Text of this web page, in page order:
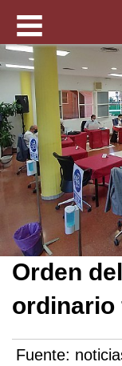
Orden
ordinario
Fuente: